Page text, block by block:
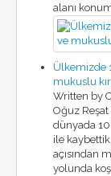
alanı
Ülkemizde
mukuslu
Written by
Oğuz
dünyada
ile
açısından
yolunda